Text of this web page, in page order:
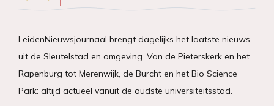
LeidenNieuwsjournaal brengt dagelijks het laatste nieuws
uit de Sleutelstad en omgeving. Van de Pieterskerk en het
Rapenburg tot Merenwijk, de Burcht en het Bio Science
Park: altijd actueel vanuit de oudste universiteitsstad.